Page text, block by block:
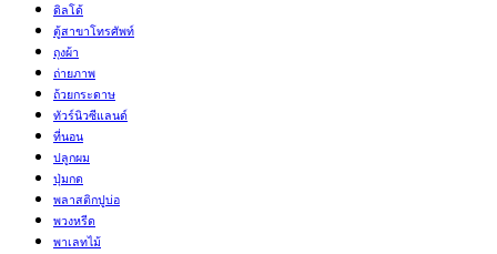
ดิลโด้
ตู้สาขาโทรศัพท์
ถุงผ้า
ถ่ายภาพ
ถ้วยกระดาษ
ทัวร์นิวซีแลนด์
ที่นอน
ปลูกผม
ปุ่มกด
พลาสติกปูบ่อ
พวงหรีด
พาเลทไม้